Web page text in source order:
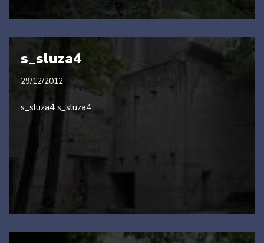
s_sluza4
29/12/2012
s_sluza4 s_sluza4